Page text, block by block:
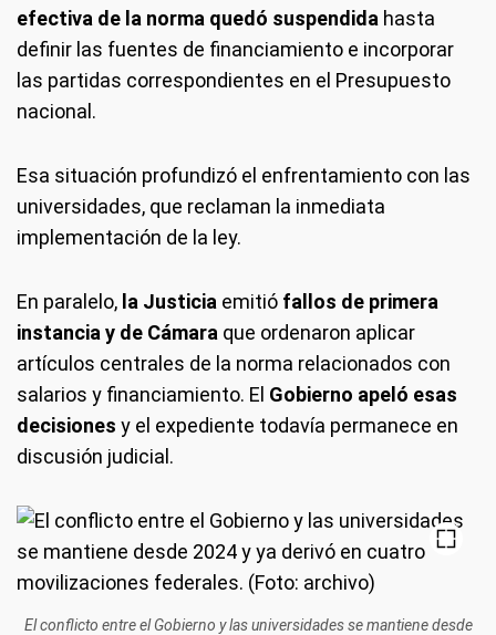
efectiva de la norma quedó suspendida hasta
definir las fuentes de financiamiento e incorporar
las partidas correspondientes en el Presupuesto
nacional.
Esa situación profundizó el enfrentamiento con las
universidades, que reclaman la inmediata
implementación de la ley.
En paralelo, la Justicia emitió fallos de primera
instancia y de Cámara que ordenaron aplicar
artículos centrales de la norma relacionados con
salarios y financiamiento. El Gobierno apeló esas
decisiones y el expediente todavía permanece en
discusión judicial.
El conflicto entre el Gobierno y las universidades se mantiene desde